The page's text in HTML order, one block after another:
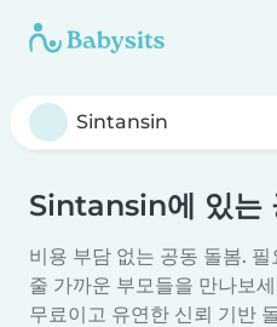
Sintansin에 있는
비용 부담 없는 공동 돌봄.
줄 가까운 부모들을 만나보
무료이고 유연한 신뢰 기반